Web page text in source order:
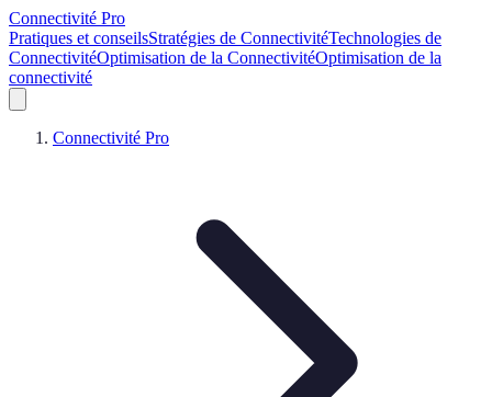
Connectivité Pro
Pratiques et conseilsStratégies de ConnectivitéTechnologies de
ConnectivitéOptimisation de la ConnectivitéOptimisation de la
connectivité
Connectivité Pro